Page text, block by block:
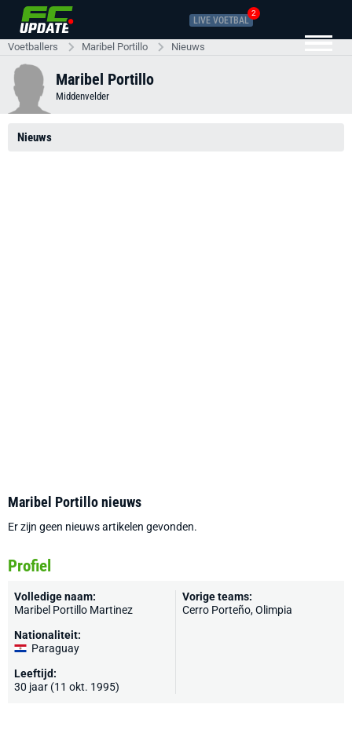
LIVE VOETBAL
2
Voetballers Maribel Portillo Nieuws
Maribel Portillo
Middenvelder
Nieuws
Maribel Portillo nieuws
Er zijn geen nieuws artikelen gevonden.
Profiel
Volledige naam:
Maribel Portillo Martinez
Nationaliteit:
Paraguay
Leeftijd:
30 jaar (11 okt. 1995)
Vorige teams:
Cerro Porteño, Olimpia